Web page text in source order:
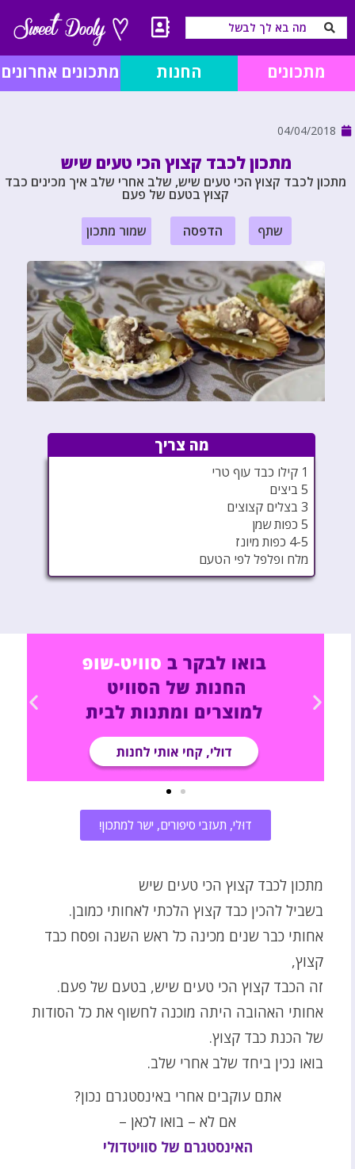
מתכונים החנות מתכונים אחרונים
04/04/2018
מתכון לכבד קצוץ הכי טעים שיש
מתכון לכבד קצוץ הכי טעים שיש, שלב אחרי שלב איך מכינים כבד
קצוץ בטעם של פעם
שתף הדפסה שמור מתכון
מה צריך
1 קילו כבד עוף טרי
5 ביצים
3 בצלים קצוצים
5 כפות שמן
4-5 כפות מיונז
מלח ופלפל לפי הטעם
דוּלי, תעזבי סיפורים, ישר למתכון!
מתכון לכבד קצוץ הכי טעים שיש
בשביל להכין כבד קצוץ הלכתי לאחותי כמובן.
אחותי כבר שנים מכינה כל ראש השנה ופסח כבד
קצוץ,
זה הכבד קצוץ הכי טעים שיש, בטעם של פעם.
אחותי האהובה היתה מוכנה לחשוף את כל הסודות
של הכנת כבד קצוץ.
בואו נכין ביחד שלב אחרי שלב.
אתם עוקבים אחרי באינסטגרם נכון?
אם לא – בואו לכאן –
האינסטגרם של סוויטדולי